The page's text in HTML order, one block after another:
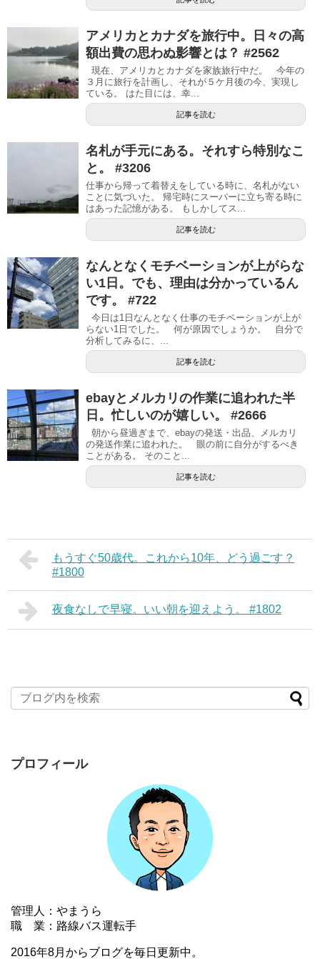
アメリカとカナダを旅行中。日々の高
額出費の思わぬ影響とは？ #2562
現在、アメリカとカナダを家族旅行中だ。 今年の
３月に旅行を計画し、それが５ケ月後の今、実現し
ている。 はた目には、幸...
記事を読む
名札が手元にある。それすら特別なこ
と。 #3206
仕事から帰って着替えをしている時に、名札がない
ことに気づいた。 帰宅時にスーパーに立ち寄る時に
はあった記憶がある。 もしかしてス...
記事を読む
なんとなくモチベーションが上がらな
い1日。でも、理由は分かっているん
です。 #722
今日は1日なんとなく仕事のモチベーションが上が
らない1日でした。 何が原因でしょうか。 自分で
分析してみるに、...
記事を読む
ebayとメルカリの作業に追われた半
日。忙しいのが嬉しい。 #2666
朝から昼過ぎまで、ebayの発送・出品、メルカリ
の発送作業に追われた。 眼の前に自分がするべき
ことがある。 そのこと...
記事を読む
もうすぐ50歳代。これから10年、どう過ごす？
#1800
夜食なしで早寝。いい朝を迎えよう。 #1802
プロフィール
管理人：やまうら
職 業：路線バス運転手
2016年8月からブログを毎日更新中。